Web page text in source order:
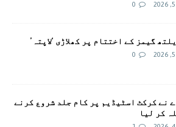
0
گیمز کے اختتام پر کھلاڑی ‘لاپتہ’
0
نے کرکٹ اسٹیڈیم پر کام جلد شروع کرنے
کر لیا